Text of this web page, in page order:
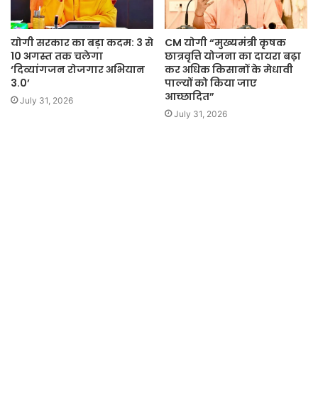
योगी सरकार का बड़ा कदम: 3 से
10 अगस्त तक चलेगा
‘दिव्यांगजन रोजगार अभियान
3.0’
July 31, 2026
CM योगी “मुख्यमंत्री कृषक
छात्रवृत्ति योजना का दायरा बढ़ा
कर अधिक किसानों के मेधावी
पाल्यों को किया जाए
आच्छादित”
July 31, 2026